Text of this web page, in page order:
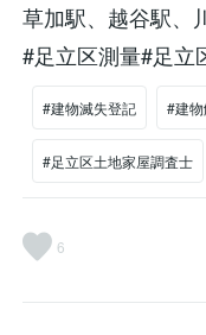
草加駅、越谷駅、
#足立区測量#足立
#建物滅失登記 #建
#足立区土地家屋調査士
6